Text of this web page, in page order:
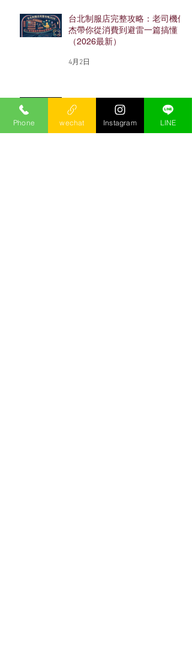
台北制服店完整攻略：老司機保
杰帶你從消費到避雷一篇搞懂
（2026最新）
4月2日
保杰帶你搞懂東區酒店怎麼玩
（2026最新）
Phone wechat Instagram LINE